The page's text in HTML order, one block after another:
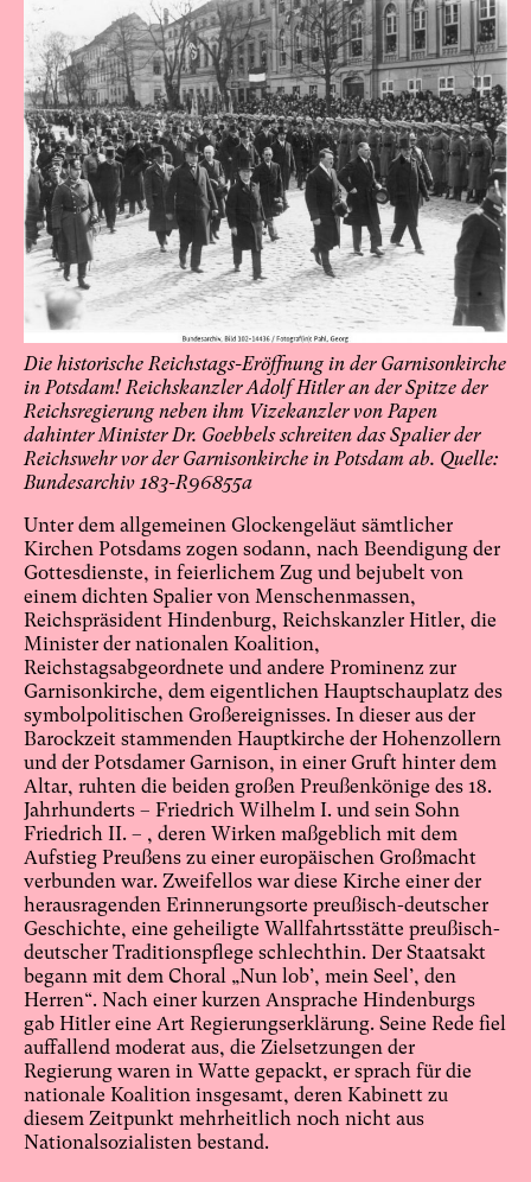
Die historische Reichstags-Eröffnung in der Garnisonkirche
in Potsdam! Reichskanzler Adolf Hitler an der Spitze der
Reichsregierung neben ihm Vizekanzler von Papen
dahinter Minister Dr. Goebbels schreiten das Spalier der
Reichswehr vor der Garnisonkirche in Potsdam ab. Quelle:
Bundesarchiv 183-R96855a
Unter dem allgemeinen Glockengeläut sämtlicher
Kirchen Potsdams zogen sodann, nach Beendigung der
Gottesdienste, in feierlichem Zug und bejubelt von
einem dichten Spalier von Menschenmassen,
Reichspräsident Hindenburg, Reichskanzler Hitler, die
Minister der nationalen Koalition,
Reichstagsabgeordnete und andere Prominenz zur
Garnisonkirche, dem eigentlichen Hauptschauplatz des
symbolpolitischen Großereignisses. In dieser aus der
Barockzeit stammenden Hauptkirche der Hohenzollern
und der Potsdamer Garnison, in einer Gruft hinter dem
Altar, ruhten die beiden großen Preußenkönige des 18.
Jahrhunderts – Friedrich Wilhelm I. und sein Sohn
Friedrich II. – , deren Wirken maßgeblich mit dem
Aufstieg Preußens zu einer europäischen Großmacht
verbunden war. Zweifellos war diese Kirche einer der
herausragenden Erinnerungsorte preußisch-deutscher
Geschichte, eine geheiligte Wallfahrtsstätte preußisch-
deutscher Traditionspflege schlechthin. Der Staatsakt
begann mit dem Choral „Nun lob’, mein Seel’, den
Herren“. Nach einer kurzen Ansprache Hindenburgs
gab Hitler eine Art Regierungserklärung. Seine Rede fiel
auffallend moderat aus, die Zielsetzungen der
Regierung waren in Watte gepackt, er sprach für die
nationale Koalition insgesamt, deren Kabinett zu
diesem Zeitpunkt mehrheitlich noch nicht aus
Nationalsozialisten bestand.